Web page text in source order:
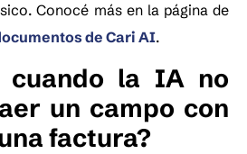
Conocé más en la página de
de Cari AI.
cuando la IA no
un campo con
factura?